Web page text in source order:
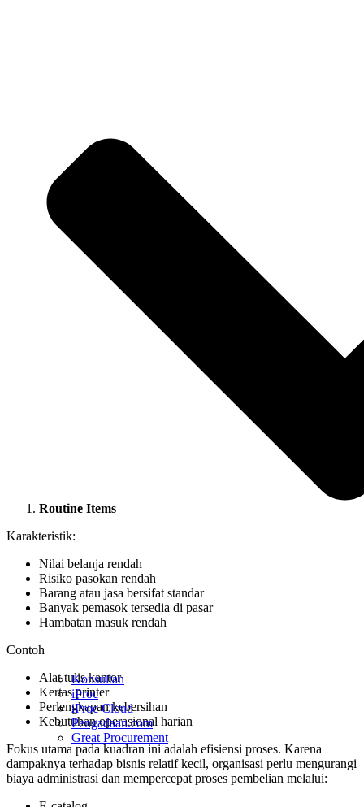
Konsultan
iProc
iProc Cloud
Pengadaan.com
Great Procurement
Routine Items
Karakteristik:
Nilai belanja rendah
Risiko pasokan rendah
Barang atau jasa bersifat standar
Banyak pemasok tersedia di pasar
Hambatan masuk rendah
Contoh
Alat tulis kantor
Kertas printer
Perlengkapan kebersihan
Kebutuhan operasional harian
Fokus utama pada kuadran ini adalah efisiensi proses. Karena
dampaknya terhadap bisnis relatif kecil, organisasi perlu mengurangi
biaya administrasi dan mempercepat proses pembelian melalui: